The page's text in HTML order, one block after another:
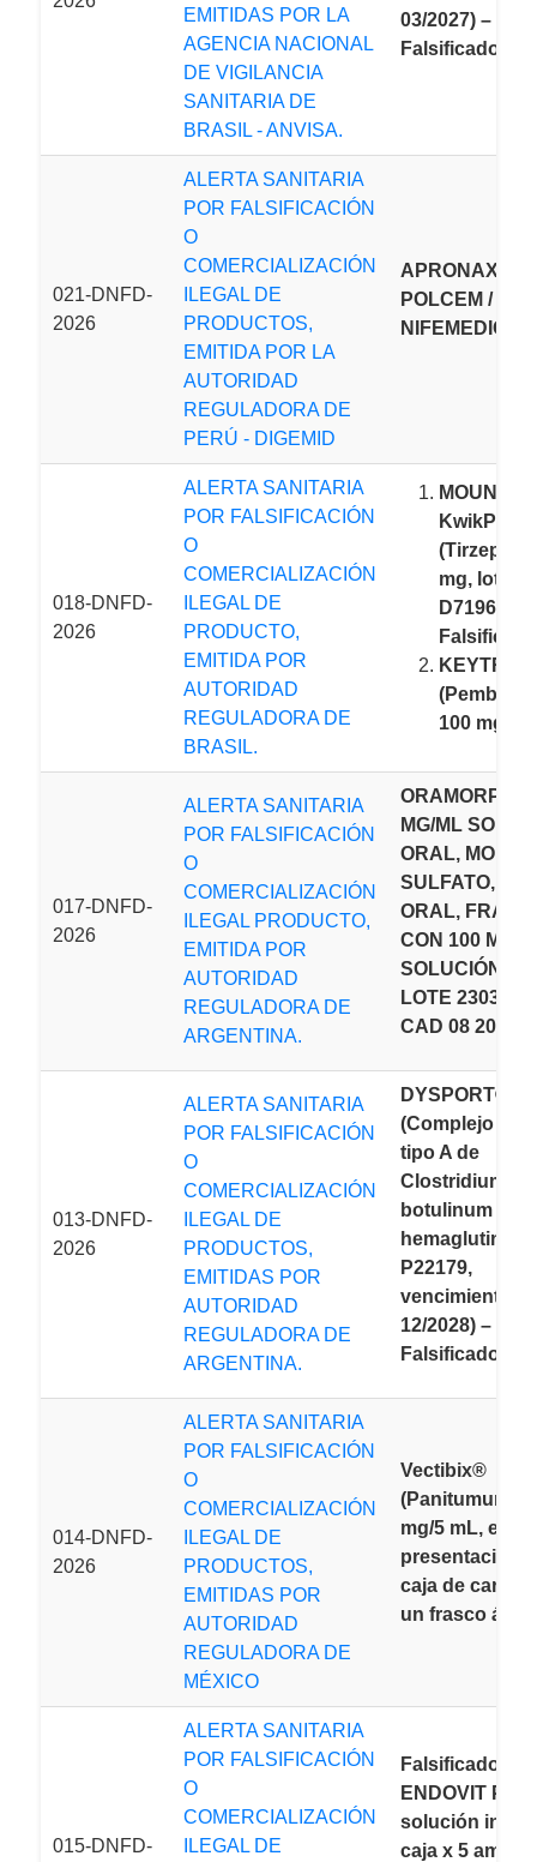
EMITIDAS POR LA
AGENCIA NACIONAL
DE VIGILANCIA
SANITARIA DE
BRASIL - ANVISA.
03/2027) –
Falsificado.
021-DNFD-
2026
ALERTA SANITARIA
POR FALSIFICACIÓN
O
COMERCIALIZACIÓN
ILEGAL DE
PRODUCTOS,
EMITIDA POR LA
AUTORIDAD
REGULADORA DE
PERÚ - DIGEMID
APRONAX® /
POLCEM /
NIFEMEDIC:
018-DNFD-
2026
ALERTA SANITARIA
POR FALSIFICACIÓN
O
COMERCIALIZACIÓN
ILEGAL DE
PRODUCTO,
EMITIDA POR
AUTORIDAD
REGULADORA DE
BRASIL.
KwikPen
mg, lote:
100 mg/4
017-DNFD-
2026
ALERTA SANITARIA
POR FALSIFICACIÓN
O
COMERCIALIZACIÓN
ILEGAL PRODUCТO,
EMITIDA POR
AUTORIDAD
REGULADORA DE
ARGENTINA.
ORAMORPH 2
MG/ML
ORAL,
SULFATO, VÍA
ORAL,
CON 100 ML
SOLUCIÓN
LOTE
CAD 08 2026.
013-DNFD-
2026
ALERTA SANITARIA
POR FALSIFICACIÓN
O
COMERCIALIZACIÓN
ILEGAL DE
PRODUCTOS,
EMITIDAS POR
AUTORIDAD
REGULADORA DE
ARGENTINA.
DYSPORT®
(Complejo de
tipo A de
Clostridium
botulinum
P22179,
vencimiento:
12/2028) –
Falsificado
014-DNFD-
2026
ALERTA SANITARIA
POR FALSIFICACIÓN
O
COMERCIALIZACIÓN
ILEGAL DE
PRODUCTOS,
EMITIDAS POR
AUTORIDAD
REGULADORA DE
MÉXICO
Vectibix®
mg/5 mL, en
presentación
caja de cartón
un frasco
015-DNFD-
ALERTA SANITARIA
POR FALSIFICACIÓN
O
COMERCIALIZACIÓN
ILEGAL DE
Falsificado:
ENDOVIT
solución
caja x 5